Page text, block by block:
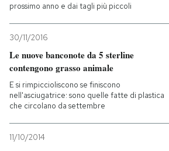
I MIEI PREFERITI
SHOP
CALENDARIO
AREA PERSONALE
prossimo anno e dai tagli più piccoli
30/11/2016
Le nuove banconote da 5 sterline
contengono grasso animale
E si rimpiccioliscono se finiscono
nell'asciugatrice: sono quelle fatte di plastica
che circolano da settembre
11/10/2014